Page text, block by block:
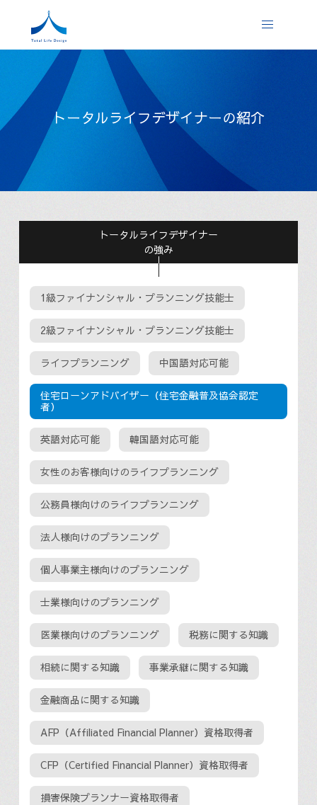
トータルライフデザイナーの紹介
トータルライフデザイナー
の強み
1級ファイナンシャル・プランニング技能士
2級ファイナンシャル・プランニング技能士
ライフプランニング 中国語対応可能
住宅ローンアドバイザー（住宅金融普及協会認定
者）
英語対応可能 韓国語対応可能
女性のお客様向けのライフプランニング
公務員様向けのライフプランニング
法人様向けのプランニング
個人事業主様向けのプランニング
士業様向けのプランニング
医業様向けのプランニング 税務に関する知識
相続に関する知識 事業承継に関する知識
金融商品に関する知識
AFP（Affiliated Financial Planner）資格取得者
CFP（Certified Financial Planner）資格取得者
損害保険プランナー資格取得者